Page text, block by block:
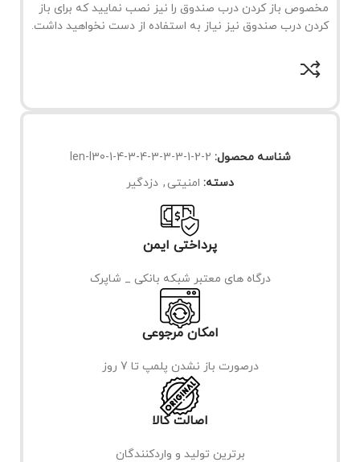
مخصوص باز کردن درب صندوق را نیز نصب نمایید که برای باز
کردن درب صندوق نیز نیاز به استفاده از دست نخواهید داشت.
شناسه محصول: len-l30-1-4-3-4-3-3-3-1-2-2
دسته: امنیتی , دزدگیر
پرداختی ایمن
درگاه های معتبر شبکه بانکی _ شاپرک
امکان مرجوعی
درصورت باز نشدن پلمپ تا 7 روز
اصالت کالا
برترین تولید و واردکنندگان